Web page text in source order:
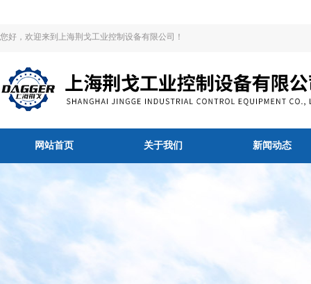
您好，欢迎来到上海荆戈工业控制设备有限公司！
网站首页 关于我们 新闻动态